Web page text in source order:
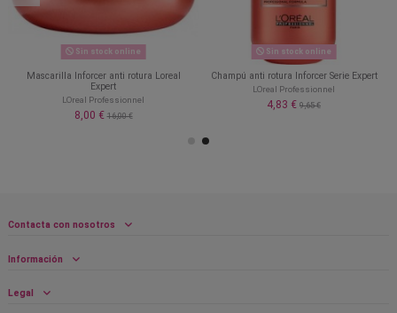
Sin stock online
Mascarilla Inforcer anti rotura Loreal
Expert
LOreal Professionnel
8,00 €16,00 €
Sin stock online
Champú anti rotura Inforcer Serie Expert
LOreal Professionnel
4,83 € 9,65 €
Contacta con nosotros
Información
Legal